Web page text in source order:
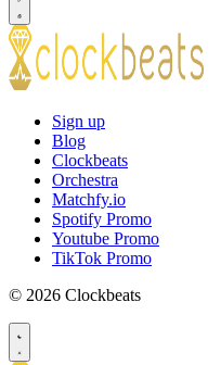
Sign up
Blog
Clockbeats
Orchestra
Matchfy.io
Spotify Promo
Youtube Promo
TikTok Promo
© 2026 Clockbeats